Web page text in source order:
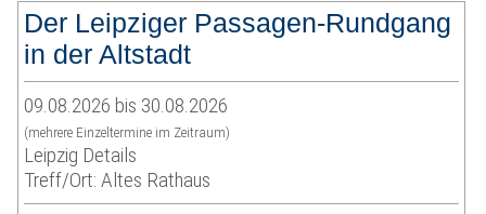
Der Leipziger Passagen-Rundgang
in der Altstadt
09.08.2026 bis 30.08.2026
(mehrere Einzeltermine im Zeitraum)
Leipzig Details
Treff/Ort: Altes Rathaus